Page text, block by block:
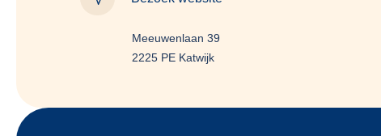
Meeuwenlaan 39
2225 PE Katwijk